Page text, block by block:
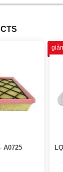
A0725